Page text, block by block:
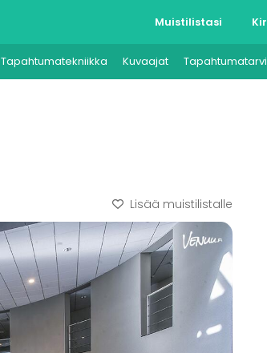
Muistilistasi
Tapahtumatekniikka Kuvaajat
Lisää muistilistalle